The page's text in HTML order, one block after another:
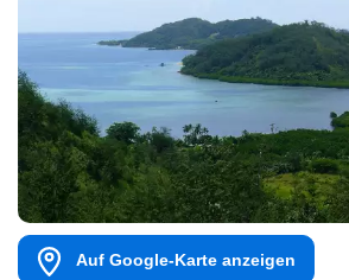
Auf Google-Karte anzeigen